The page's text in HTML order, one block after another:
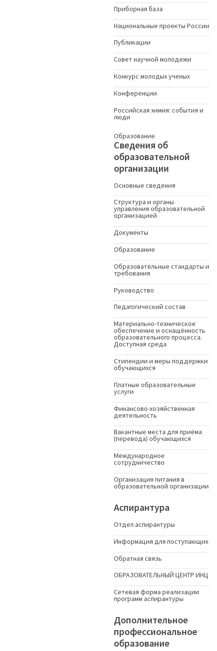
Приборная база
Национальные проекты России
Публикации
Совет научной молодежи
Конкурс молодых ученыx
Конференции
Российская химия: события и
люди
Образование
Сведения об
образовательной
организации
Основные сведения
Структура и органы
управления образовательной
организацией
Документы
Образование
Образовательные стандарты и
требования
Руководство
Педагогический состав
Материально-техническое
обеспечение и оснащённость
образовательного процесса.
Доступная среда
Стипендии и меры поддержки
обучающихся
Платные образовательные
услуги
Финансово-хозяйственная
деятельность
Вакантные места для приёма
(перевода) обучающихся
Международное
сотрудничество
Организация питания в
образовательной организации
Аспирантура
Отдел аспирантуры
Информация для поступающих
Обратная связь
ОБРАЗОВАТЕЛЬНЫЙ ЦЕНТР ИНЦ
Сетевая форма реализации
программ аспирантуры
Дополнительное
профессиональное
образование